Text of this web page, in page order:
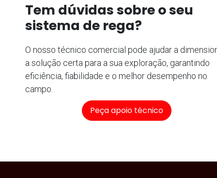
Tem dúvidas sobre o seu
sistema de rega?
O nosso técnico comercial pode ajudar a
a solução certa para a sua exploração, garantindo
eficiência, fiabilidade e o melhor desempenho no
campo.
Peça apoio técnico